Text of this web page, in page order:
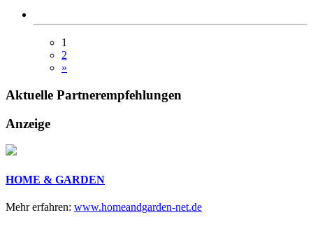
1
2
»
Aktuelle Partnerempfehlungen
Anzeige
HOME & GARDEN
Mehr erfahren: www.homeandgarden-net.de